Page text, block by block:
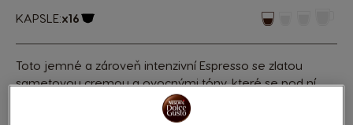
KAPSLE:x16
Toto jemné a zároveň intenzivní Espresso se zlatou
sametovou cremou a ovocnými tóny, které se pod ní
skrývají, si hned zamilujete. Objevte čistou směs arabiky